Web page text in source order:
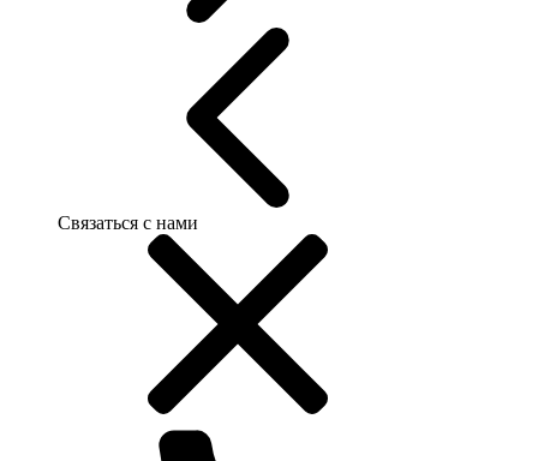
Связаться с нами